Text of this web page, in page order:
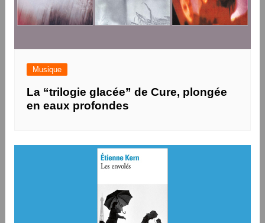
Musique
La “trilogie glacée” de Cure, plongée
en eaux profondes